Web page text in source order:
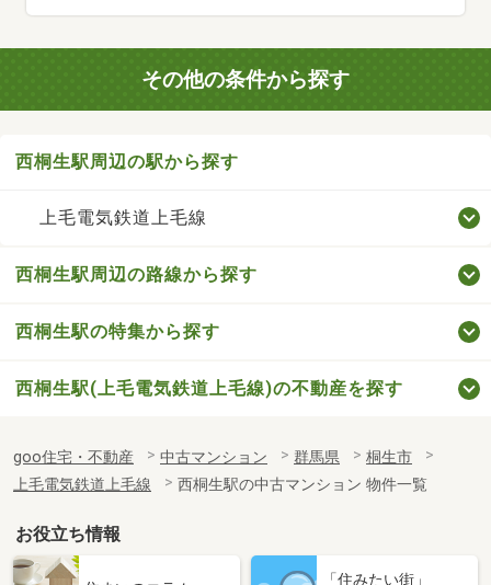
その他の条件から探す
西桐生駅周辺の駅から探す
上毛電気鉄道上毛線
西桐生駅周辺の路線から探す
西桐生駅の特集から探す
西桐生駅(上毛電気鉄道上毛線)の不動産を探す
goo住宅・不動産 中古マンション 群馬県
桐生市
上毛電気鉄道上毛線
西桐生駅の中古マンション 物件一覧
お役立ち情報
「住みたい街」